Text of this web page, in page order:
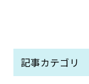
記事カテゴリ